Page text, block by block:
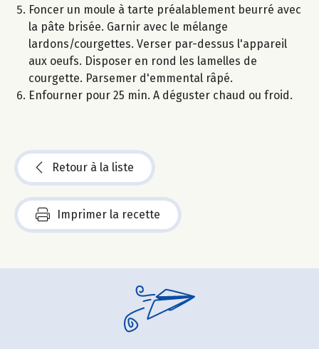
Foncer un moule à tarte préalablement beurré avec
la pâte brisée. Garnir avec le mélange
lardons/courgettes. Verser par-dessus l'appareil
aux oeufs. Disposer en rond les lamelles de
courgette. Parsemer d'emmental râpé.
Enfourner pour 25 min. A déguster chaud ou froid.
Retour à la liste
Imprimer la recette